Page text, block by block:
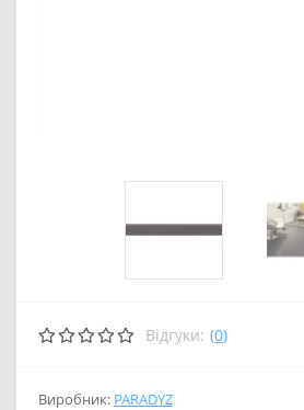
Відгуки: (0)
Виробник: PARADYZ